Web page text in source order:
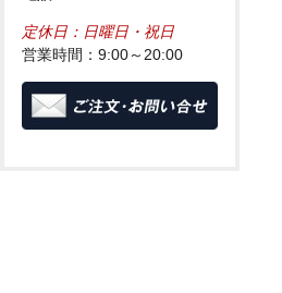
定休日：日曜日・祝日
営業時間：9:00～20:00